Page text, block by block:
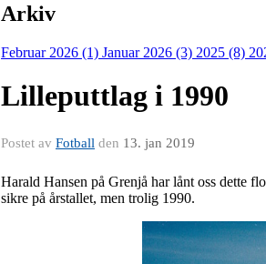
Arkiv
Februar 2026 (1) Januar 2026 (3) 2025 (8)
Lilleputtlag i 1990
Postet av Fotball den 13. jan 2019
Harald Hansen på Grenjå har lånt oss dette
sikre på årstallet, men trolig 1990.